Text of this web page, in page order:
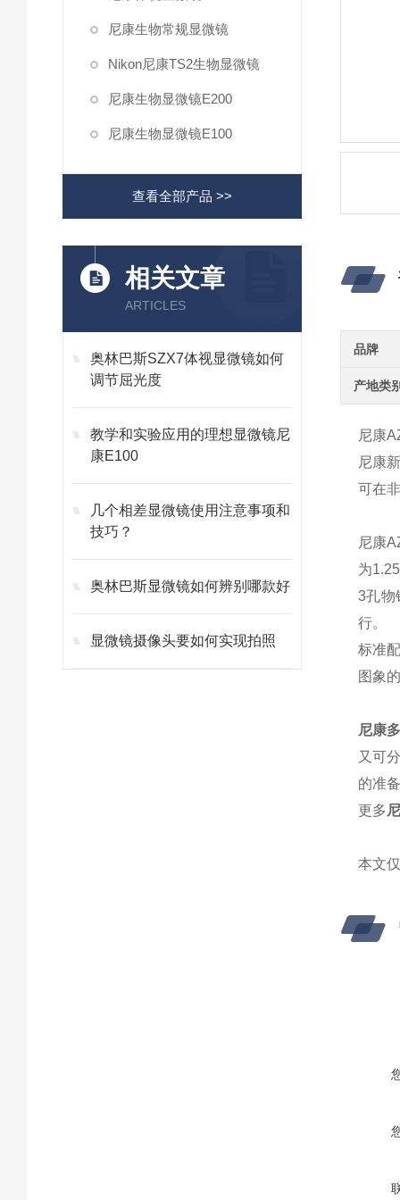
尼康生物常规显微镜
Nikon尼康TS2生物显微镜
尼康生物显微镜E200
尼康生物显微镜E100
查看全部产品 >>
相关文章
ARTICLES
奥林巴斯SZX7体视显微镜如何
调节屈光度
教学和实验应用的理想显微镜尼
康E100
几个相差显微镜使用注意事项和
技巧？
奥林巴斯显微镜如何辨别哪款好
显微镜摄像头要如何实现拍照
品牌
产地类
尼康
尼康
可在
尼康
为
3孔物
行。
标准
图象
尼康
又可
的准
更多
本文